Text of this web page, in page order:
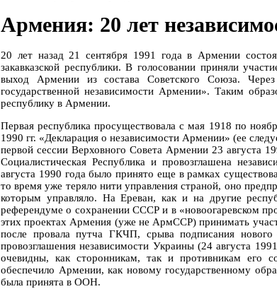
Армения: 20 лет
20 лет назад 21 сентября 1991 года в Армении
закавказской республики. В голосовании приняли
выход Армении из состава Советского Союза.
государственной независимости Армении». Таким
республику в Армении.
Первая республика просуществовала с мая 1918 по
1990 гг. «Декларация о независимости Армении» (ее
первой сессии Верховного Совета Армении 23 августа
Социалистическая Республика и провозглашена
августа 1990 года было принято еще в рамках
то время уже теряло нити управления страной, оно
которым управляло. На Ереван, как и на другие
референдуме о сохранении СССР и в «новоогаревском
этих проектах Армения (уже не АрмССР) принимать
после провала путча ГКЧП, срыва подписания
провозглашения независимости Украины (24 августа
очевидны, как сторонникам, так и противникам его
обеспечило Армении, как новому государственному
была принята в ООН.